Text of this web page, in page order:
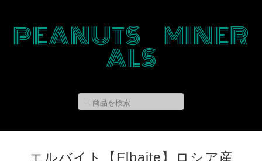
PEANUTS MINER
ALS
エルバイト【Elbaite】ロシア産